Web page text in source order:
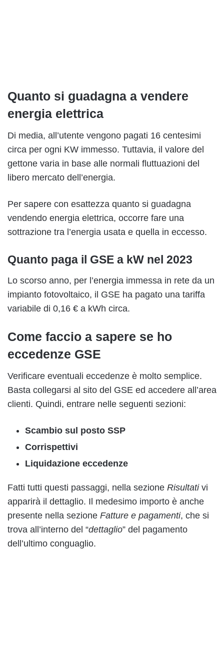
Quanto si guadagna a vendere
energia elettrica
Di media, all’utente vengono pagati 16 centesimi
circa per ogni KW immesso. Tuttavia, il valore del
gettone varia in base alle normali fluttuazioni del
libero mercato dell’energia.
Per sapere con esattezza quanto si guadagna
vendendo energia elettrica, occorre fare una
sottrazione tra l’energia usata e quella in eccesso.
Quanto paga il GSE a kW nel 2023
Lo scorso anno, per l’energia immessa in rete da un
impianto fotovoltaico, il GSE ha pagato una tariffa
variabile di 0,16 € a kWh circa.
Come faccio a sapere se ho
eccedenze GSE
Verificare eventuali eccedenze è molto semplice.
Basta collegarsi al sito del GSE ed accedere all’area
clienti. Quindi, entrare nelle seguenti sezioni:
Scambio sul posto SSP
Corrispettivi
Liquidazione eccedenze
Fatti tutti questi passaggi, nella sezione Risultati vi
apparirà il dettaglio. Il medesimo importo è anche
presente nella sezione Fatture e pagamenti, che si
trova all’interno del “dettaglio” del pagamento
dell’ultimo conguaglio.